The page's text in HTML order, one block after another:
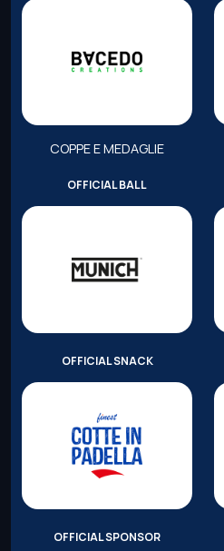
COPPE E MEDAGLIE
OFFICIAL BALL
OFFICIAL SNACK
OFFICIAL SPONSOR